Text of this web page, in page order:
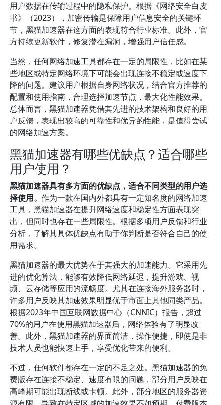
用户数据在传输过程中的隐私保护。根据《网络安全白皮
书》（2023），加密传输是保障用户信息安全的关键环
节，黑猫加速器在这方面的表现符合行业标准。此外，官
方持续更新软件，修复潜在漏洞，增强用户信任感。
当然，任何网络加速工具都存在一定的局限性，比如在某
些地区或特定网络环境下可能会出现连接不稳定或速度下
降的问题。建议用户根据自身网络状况，结合官方推荐的
配置和使用指南，合理选择加速节点，最大化性能效果。
总体而言，黑猫加速器凭借其先进的技术架构和良好的用
户反馈，表现出较高的可靠性和优异的性能，是值得尝试
的网络加速方案。
黑猫加速器有哪些优缺点？适合哪些
用户使用？
黑猫加速器具有多方面的优缺点，适合不同类型的用户选
择使用。 作为一款在国内外都具有一定知名度的网络加速
工具，黑猫加速器在提升网络速度和稳定性方面表现突
出，但同时也存在一些局限性。根据多项用户反馈和行业
分析，了解其具体优缺点有助于你判断是否符合自己的使
用需求。
黑猫加速器的最大优势在于其强大的加速能力。它采用先
进的优化算法，能够有效降低网络延迟，提升游戏、视
频、云存储等应用的流畅度。尤其在连接海外服务器时，
许多用户反映其加速效果明显优于市面上其他同类产品。
根据2023年中国互联网数据中心（CNNIC）报告，超过
70%的用户在使用黑猫加速器后，网络体验有了明显改
善。此外，黑猫加速器的界面简洁，操作便捷，即使是非
技术人员也能快速上手，享受优化带来的便利。
不过，任何软件都存在一定的不足之处。黑猫加速器的免
费版存在连接不稳定、速度有限的问题，部分用户反映在
高峰期可能出现断线或卡顿。此外，部分地区的服务器资